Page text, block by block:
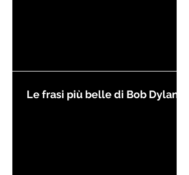
Le frasi più belle di Bob Dylan